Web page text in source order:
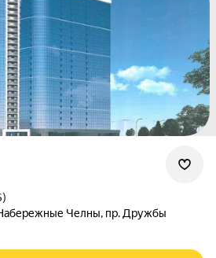
Набережные Челны, пр. Дружбы